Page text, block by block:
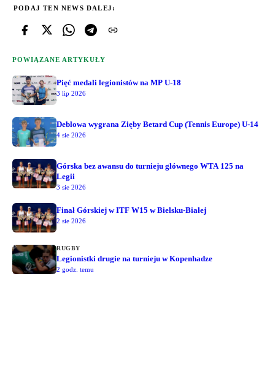
PODAJ TEN NEWS DALEJ:
POWIĄZANE ARTYKUŁY
Pięć medali legionistów na MP U-18
3 lip 2026
Deblowa wygrana Zięby Betard Cup (Tennis Europe) U-14
4 sie 2026
Górska bez awansu do turnieju głównego WTA 125 na
Legii
3 sie 2026
Finał Górskiej w ITF W15 w Bielsku-Białej
2 sie 2026
RUGBY
Legionistki drugie na turnieju w Kopenhadze
2 godz. temu